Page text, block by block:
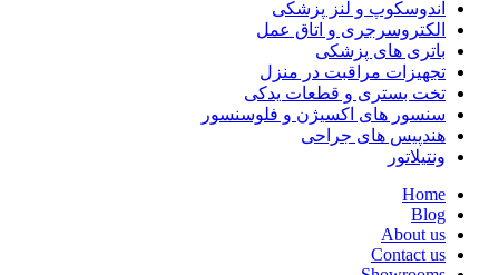
آندوسکوپ و لنز پزشکی
الکتروسرجری و اتاق عمل
باتری های پزشکی
تجهیزات مراقبت در منزل
تخت بستری و قطعات یدکی
سنسور های اکسیژن و فلوسنسور
هندپیس های جراحی
ونتیلاتور
Home
Blog
About us
Contact us